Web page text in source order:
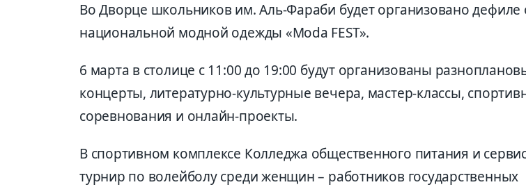
Во Дворце школьников им. Аль-Фараби будет организовано дефиле
национальной модной одежды «Moda FEST».
6 марта в столице с 11:00 до 19:00 будут организованы
концерты, литературно-культурные вечера, мастер-классы,
соревнования и онлайн-проекты.
В спортивном комплексе Колледжа общественного питания и
турнир по волейболу среди женщин – работников государственных